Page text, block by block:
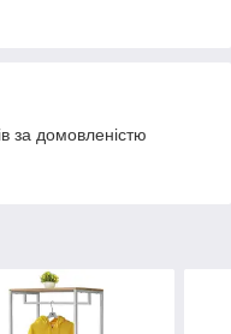
за домовленістю